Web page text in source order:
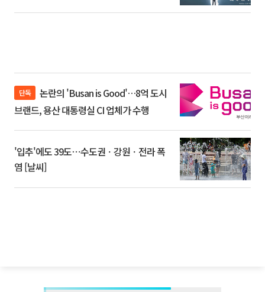
단독
브랜드, 용산 대통령실 CI 업체가 수행
'입추'에도 39도⋯수도권ㆍ강원ㆍ전라 폭
염 [날씨]